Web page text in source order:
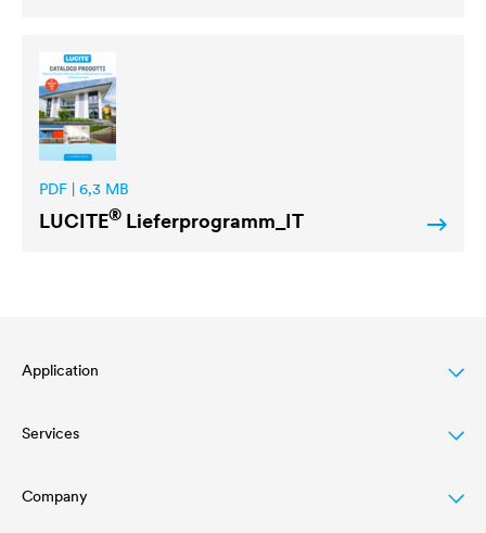
PDF | 6,3 MB
LUCITE® Lieferprogramm_IT
Application
Finitura per legno
Agriculture
Services
Download
Company